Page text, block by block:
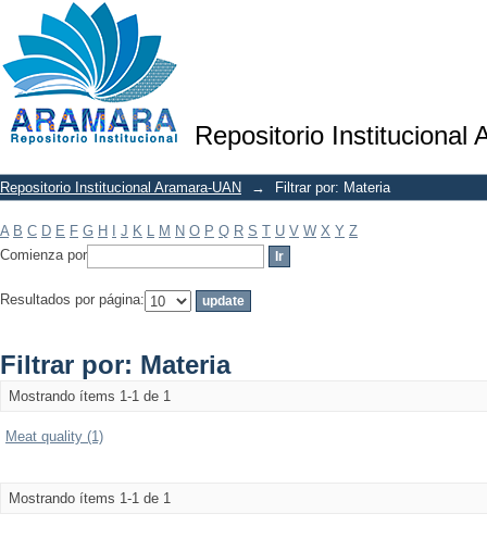
Repositorio Institucional
Filtrar por: Materia
Repositorio Institucional Aramara-UAN → Filtrar por: Materia
A B C D E F G H J K L M N O P Q R S T U V W X Y Z
Comienza por
Resultados por página:
Filtrar por: Materia
Mostrando ítems 1-1 de 1
Meat quality (1)
Mostrando ítems 1-1 de 1